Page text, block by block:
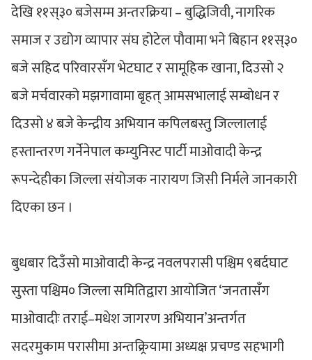
देखि ११स्३० बजेसम्म अन्तरक्रिया – बुद्धिजिवी, नागरिक
समाज र उद्योग व्यापार संघ होटेल पौवामा भने बिहान ११स्३०
बजे सहिद परिवारसँग भेटघाट र सामूहिक खाना, दिउसो २
बजे मर्चवारको मझगावामा बृहत् आमसभालाई सम्बोधन र
दिउसो ४ बजे केन्द्रीय अभियान कपिलबस्तु जिल्लालाई
हस्तान्तरण गर्नेनेपाल कम्युनिस्ट पार्टी माओवादी केन्द्र
रूपन्देहीका जिल्ला संयोजक नारायण जिसी निर्मले जानकारी
दिएका छन ।
बुधबार दिउँसो माओवादी केन्द्र नवलपरासी पश्चिम ९बर्दघाट
सुस्ता पश्चिम० जिल्ला समितिद्वारा आयोजित ‘जनतासँग
माओवादीः तराई–मधेश जागरण अभियान’अन्तर्गत
सदरमुकाम परासीमा अन्तक्र्रियामा अध्यक्ष प्रचण्ड सहभागी